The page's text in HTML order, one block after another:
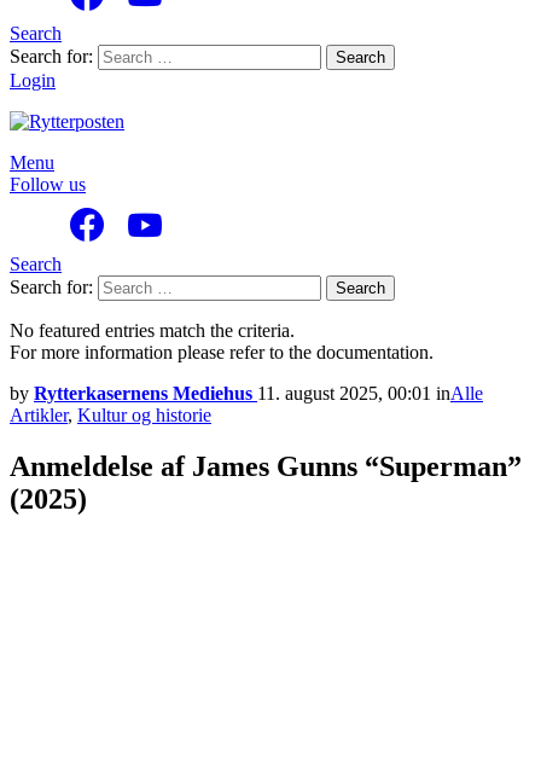
Search
Search for:
Search
Login
Menu
Follow us
Search
Search for:
Search
No featured entries match the criteria.
For more information please refer to the documentation.
by Rytterkasernens Mediehus 11. august 2025, 00:01 inAlle
Artikler, Kultur og historie
Anmeldelse af James Gunns “Superman”
(2025)